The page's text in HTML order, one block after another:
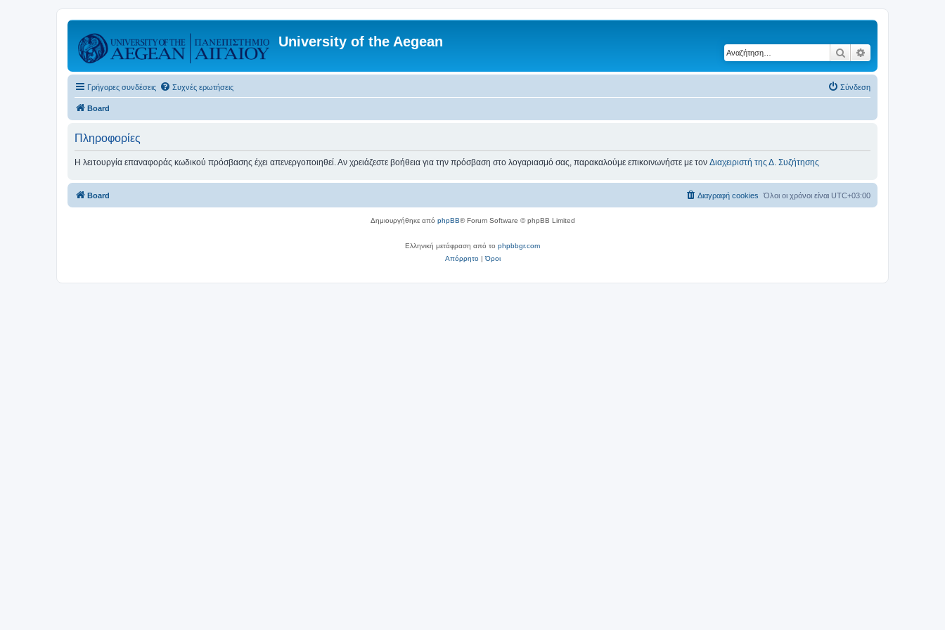
University of the Aegean
Αναζήτηση
Γρήγορες συνδέσεις Συχνές ερωτήσεις Σύνδεση
Board
Πληροφορίες
Η λειτουργία επαναφοράς κωδικού πρόσβασης έχει απενεργοποιηθεί. Αν χρειάζεστε βοήθεια για την πρόσβαση στο λογαριασμό σας, παρακαλούμε επικοινωνήστε με τον Διαχειριστή της Δ. Συζήτησης
Board Όλοι οι χρόνοι είναι UTC+03:00
Διαγραφή cookies
Δημιουργήθηκε από phpBB® Forum Software © phpBB Limited
Ελληνική μετάφραση από το phpbbgr.com
Απόρρητο|Όροι